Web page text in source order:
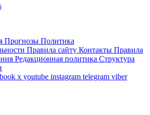
Прогнозы Политика
Правила сайту Контакты Правила
Редакционная политика Структура
x youtube instagram telegram viber